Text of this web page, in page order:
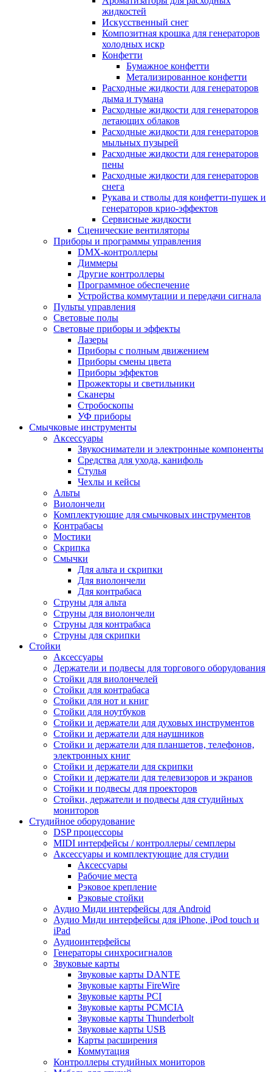
жидкостей
Искусственный снег
Композитная крошка для генераторов
холодных искр
Конфетти
Бумажное конфетти
Метализированное конфетти
Расходные жидкости для генераторов
дыма и тумана
Расходные жидкости для генераторов
летающих облаков
Расходные жидкости для генераторов
мыльных пузырей
Расходные жидкости для генераторов
пены
Расходные жидкости для генераторов
снега
Рукава и стволы для конфетти-пушек и
генераторов крио-эффектов
Сервисные жидкости
Сценические вентиляторы
Приборы и программы управления
DMX-контроллеры
Диммеры
Другие контроллеры
Программное обеспечение
Устройства коммутации и передачи сигнала
Пульты управления
Световые полы
Световые приборы и эффекты
Лазеры
Приборы с полным движением
Приборы смены цвета
Приборы эффектов
Прожекторы и светильники
Сканеры
Стробоскопы
УФ приборы
Смычковые инструменты
Аксессуары
Звукосниматели и электронные компоненты
Средства для ухода, канифоль
Стулья
Чехлы и кейсы
Альты
Виолончели
Комплектующие для смычковых инструментов
Контрабасы
Мостики
Скрипка
Смычки
Для альта и скрипки
Для виолончели
Для контрабаса
Струны для альта
Струны для виолончели
Струны для контрабаса
Струны для скрипки
Стойки
Аксессуары
Держатели и подвесы для торгового оборудования
Стойки для виолончелей
Стойки для контрабаса
Стойки для нот и книг
Стойки для ноутбуков
Стойки и держатели для духовых инструментов
Стойки и держатели для наушников
Стойки и держатели для планшетов, телефонов,
электронных книг
Стойки и держатели для скрипки
Стойки и держатели для телевизоров и экранов
Стойки и подвесы для проекторов
Стойки, держатели и подвесы для студийных
мониторов
Студийное оборудование
DSP процессоры
MIDI интерфейсы / контроллеры/ семплеры
Аксессуары и комплектующие для студии
Аксессуары
Рабочие места
Рэковое крепление
Рэковые стойки
Аудио Миди интерфейсы для Android
Аудио Миди интерфейсы для iPhone, iPod touch и
iPad
Аудиоинтерфейсы
Генераторы синхросигналов
Звуковые карты
Звуковые карты DANTE
Звуковые карты FireWire
Звуковые карты PCI
Звуковые карты PCMCIA
Звуковые карты Thunderbolt
Звуковые карты USB
Карты расширения
Коммутация
Контроллеры студийных мониторов